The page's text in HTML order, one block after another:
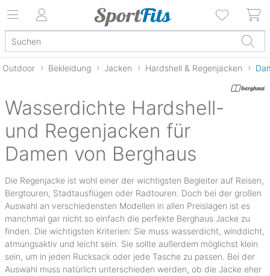
Outdoor Bekleidung Jacken Hardshell & Regenjacken
Wasserdichte Hardshell-
und Regenjacken für
Damen von Berghaus
Die Regenjacke ist wohl einer der wichtigsten Begleiter auf Reisen,
Bergtouren, Stadtausflügen oder Radtouren. Doch bei der großen
Auswahl an verschiedensten Modellen in allen Preislagen ist es
manchmal gar nicht so einfach die perfekte Berghaus Jacke zu
finden. Die wichtigsten Kriterien: Sie muss wasserdicht, winddicht,
atmungsaktiv und leicht sein. Sie sollte außerdem möglichst klein
sein, um in jeden Rucksack oder jede Tasche zu passen. Bei der
Auswahl muss natürlich unterschieden werden, ob die Jacke eher